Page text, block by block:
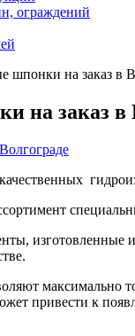
ограждений
шпонки на заказ в
на заказ в
изготовленные
максимально
привести к